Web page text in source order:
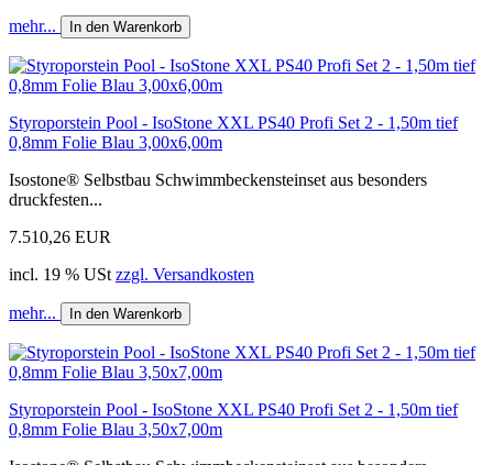
mehr... In den Warenkorb
Styroporstein Pool - IsoStone XXL PS40 Profi Set 2 - 1,50m tief
0,8mm Folie Blau 3,00x6,00m
Isostone® Selbstbau Schwimmbeckensteinset aus besonders
druckfesten...
7.510,26 EUR
incl. 19 % USt zzgl. Versandkosten
mehr... In den Warenkorb
Styroporstein Pool - IsoStone XXL PS40 Profi Set 2 - 1,50m tief
0,8mm Folie Blau 3,50x7,00m